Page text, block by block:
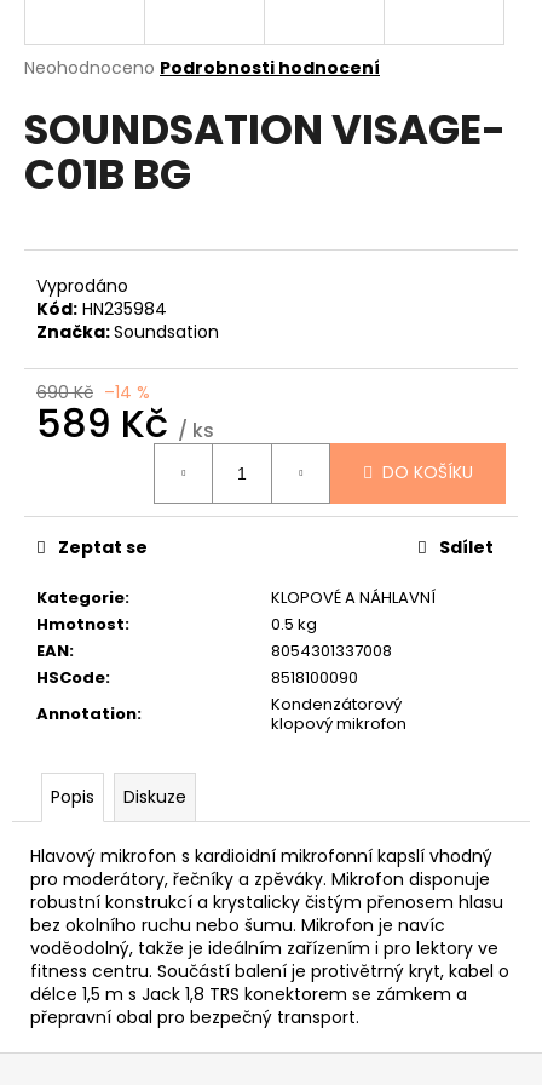
Průměrné
produktu
je
0,0
z
Neohodnoceno Podrobnosti hodnocení
SOUNDSATION VISAGE-
C01B BG
Vyprodáno
Kód: HN235984
Značka:Soundsation
690 Kč –14 %
589 Kč / ks
DO KOŠÍKU
Kategorie:
KLOPOVÉ A NÁHLAVNÍ
Hmotnost:
0.5 kg
EAN:
8054301337008
HSCode:
8518100090
Annotation:
Kondenzátorový
klopový mikrofon
Zeptat se Sdílet
Popis Diskuze
Hlavový mikrofon s kardioidní mikrofonní kapslí vhodný
pro moderátory, řečníky a zpěváky. Mikrofon disponuje
robustní konstrukcí a krystalicky čistým přenosem hlasu
bez okolního ruchu nebo šumu. Mikrofon je navíc
voděodolný, takže je ideálním zařízením i pro lektory ve
fitness centru. Součástí balení je protivětrný kryt, kabel o
délce 1,5 m s Jack 1,8 TRS konektorem se zámkem a
přepravní obal pro bezpečný transport.
j
t
?
D
p
u
č
e
m
e
LADIČKA
KYTAROVÁ
DIGITÁLNÍ
7
350
Kč
Z